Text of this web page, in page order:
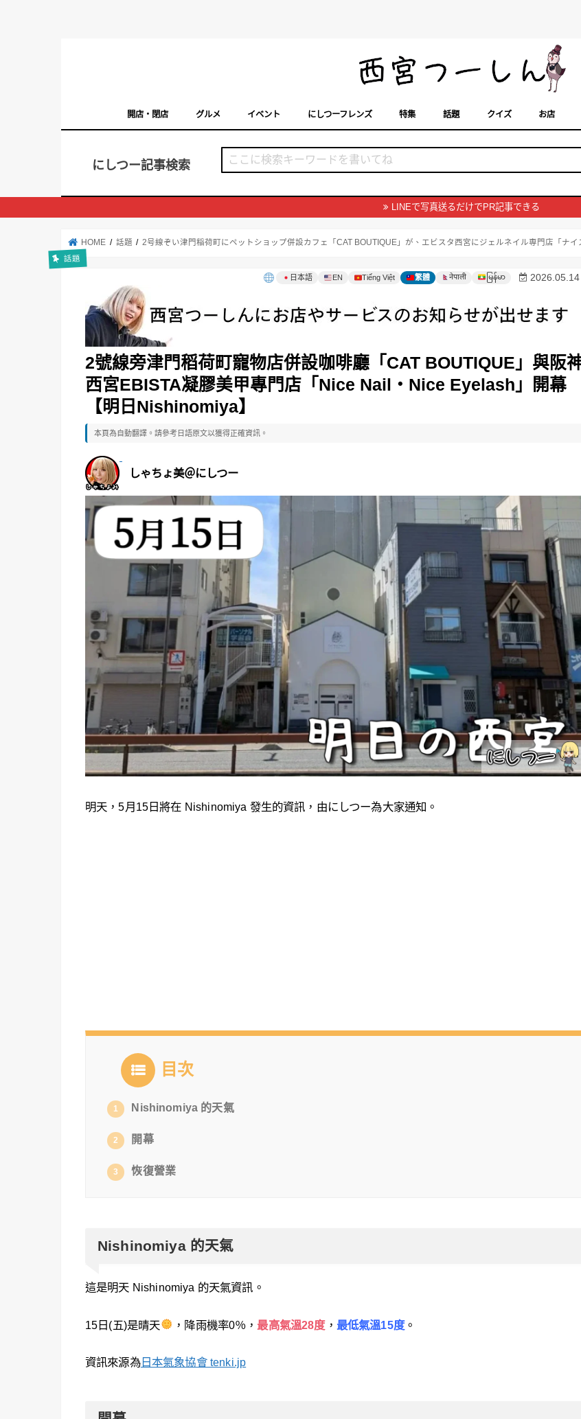
開店・閉店 グルメ イベント にしつーフレンズ 特集 話題 クイズ お店
にしつー記事検索
LINEで写真送るだけでPR記事できる
HOME 話題 2号線ぞい津門稲荷町にペットショップ併設カフェ「CAT BOUTIQUE」が、エビスタ西宮にジェルネイル専門店「ナ
話題
日本語 EN Tiếng Việt 繁體 नेपाली မြန်မာ 2026.05.14
2號線旁津門稻荷町寵物店併設咖啡廳「CAT BOUTIQUE」與阪
西宮EBISTA凝膠美甲專門店「Nice Nail・Nice Eyelash」開幕
【明日Nishinomiya】
本頁為自動翻譯。請參考日語原文以獲得正確資訊。
しゃちょ美＠にしつー
明天，5月15日將在 Nishinomiya 發生的資訊，由にしつー為大家通知。
目次
1 Nishinomiya 的天氣
2 開幕
3 恢復營業
Nishinomiya 的天氣
這是明天 Nishinomiya 的天氣資訊。
15日(五)是晴天 ，降雨機率0％， 最高氣溫28度， 最低氣溫15度。
資訊來源為日本氣象協會 tenki.jp